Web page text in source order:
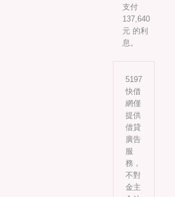
支付
137,640
元 的利
息。
5197
快借
網僅
提供
借貸
廣告
服
務，
不對
金主